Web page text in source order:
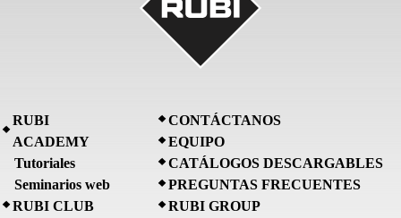
RUBI
ACADEMY
Tutoriales
Seminarios web
RUBI CLUB
CONTÁCTANOS
EQUIPO
CATÁLOGOS DESCARGABLES
PREGUNTAS FRECUENTES
RUBI GROUP